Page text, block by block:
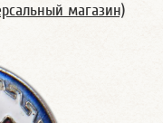
магазин)